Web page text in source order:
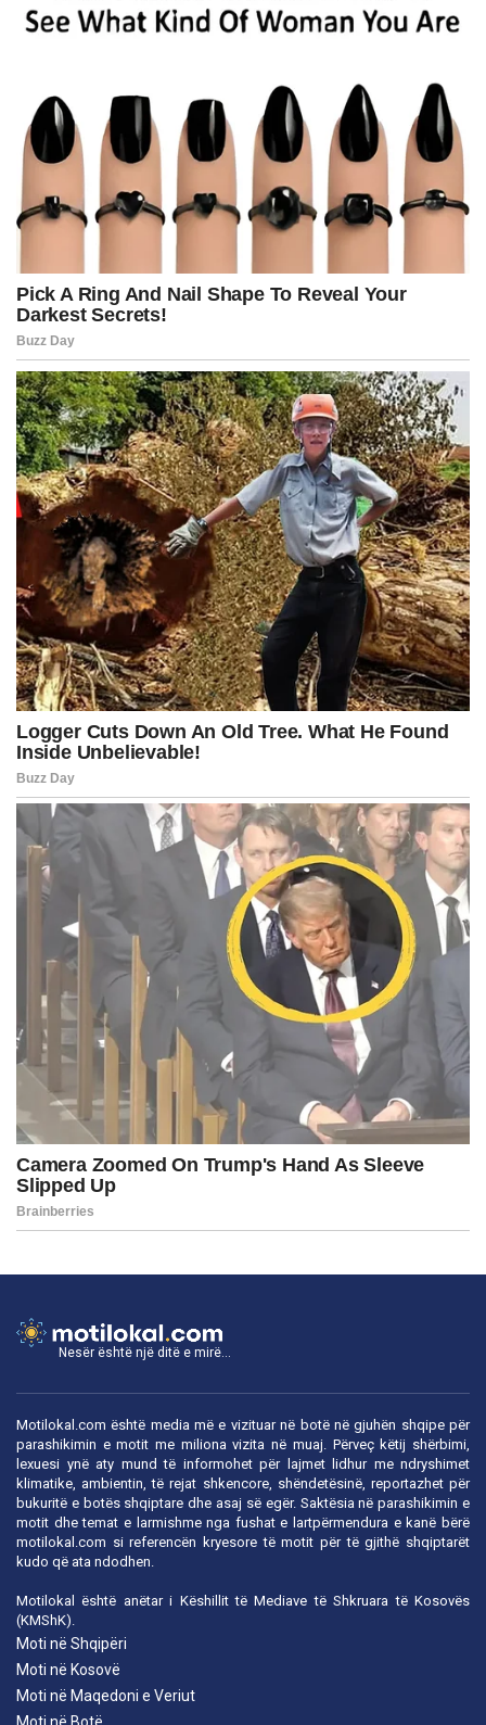
Nesër është një ditë e mirë...
Motilokal.com është media më e vizituar në botë në gjuhën shqipe për
parashikimin e motit me miliona vizita në muaj. Përveç këtij shërbimi,
lexuesi ynë aty mund të informohet për lajmet lidhur me ndryshimet
klimatike, ambientin, të rejat shkencore, shëndetësinë, reportazhet për
bukuritë e botës shqiptare dhe asaj së egër. Saktësia në parashikimin e
motit dhe temat e larmishme nga fushat e lartpërmendura e kanë bërë
motilokal.com si referencën kryesore të motit për të gjithë shqiptarët
kudo që ata ndodhen.
Motilokal është anëtar i Këshillit të Mediave të Shkruara të Kosovës
(KMShK).
Moti në Shqipëri
Moti në Kosovë
Moti në Maqedoni e Veriut